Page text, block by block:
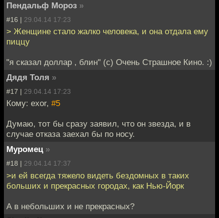
Пендальф Мороз »
#16 | 29.04.14 17:23
> Женщине стало жалко человека, и она отдала ему
пиццу
"я сказал доллар , блин" (с) Очень Страшное Кино. :)
Дядя Толя »
#17 | 29.04.14 17:23
Кому: exor, #5
Думаю, тот бы сразу заявил, что он звезда, и в
случае отказа заехал бы по носу.
Муромец »
#18 | 29.04.14 17:37
>и ей всегда тяжело видеть бездомных в таких
больших и прекрасных городах, как Нью-Йорк
А в небольших и не прекрасных?